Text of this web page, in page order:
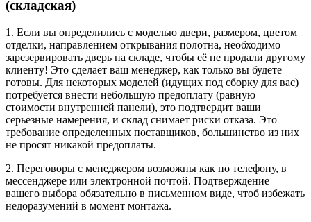
(складская)
1. Если вы определились с моделью двери, размером, цветом
отделки, направлением открывания полотна, необходимо
зарезервировать дверь на складе, чтобы её не продали другому
клиенту! Это сделает ваш менеджер, как только вы будете
готовы. Для некоторых моделей (идущих под сборку для вас)
потребуется внести небольшую предоплату (равную
стоимости внутренней панели), это подтвердит ваши
серьезные намерения, и склад снимает риски отказа. Это
требование определенных поставщиков, большинство из них
не просят никакой предоплаты.
2. Переговоры с менеджером возможны как по телефону, в
мессенджере или электронной почтой. Подтверждение
вашего выбора обязательно в письменном виде, чтоб избежать
недоразумений в момент монтажа.